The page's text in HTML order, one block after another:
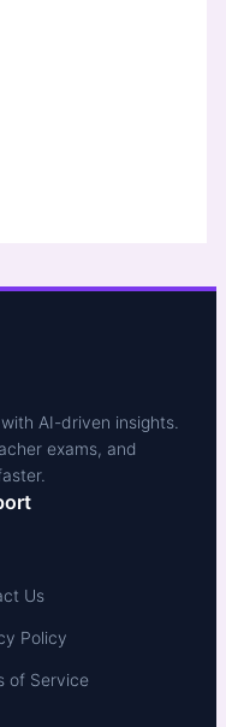
AI-driven insights.
exams, and
Us
Policy
of Service